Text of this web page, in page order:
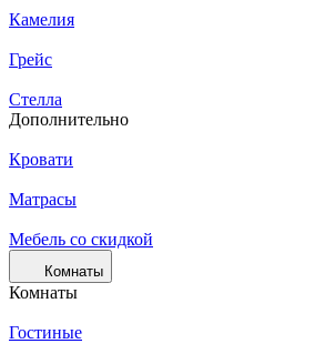
Камелия
Грейс
Стелла
Дополнительно
Кровати
Матрасы
Мебель со скидкой
Комнаты
Комнаты
Гостиные